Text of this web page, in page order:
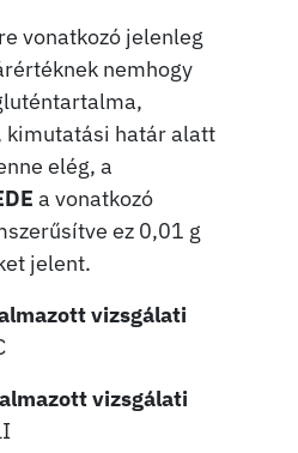
vonatkozó jelenleg
nemhogy
kimutatási határ alatt
elég, a
a vonatkozó
ez 0,01 g
jelent.
vizsgálati
vizsgálati